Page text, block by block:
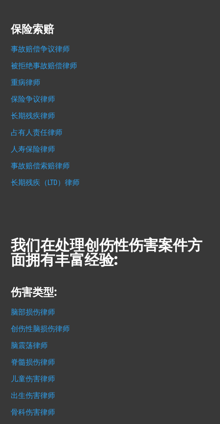
保险索赔
事故赔偿争议律师
被拒绝事故赔偿律师
重病律师
保险争议律师
长期残疾律师
占有人责任律师
人寿保险律师
事故赔偿索赔律师
长期残疾（LTD）律师
我们在处理创伤性伤害案件方
面拥有丰富经验:
伤害类型:
脑部损伤律师
创伤性脑损伤律师
脑震荡律师
脊髓损伤律师
儿童伤害律师
出生伤害律师
骨科伤害律师